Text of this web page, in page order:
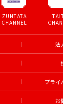
ZUNTATA
CHANNEL
法
プライ
お